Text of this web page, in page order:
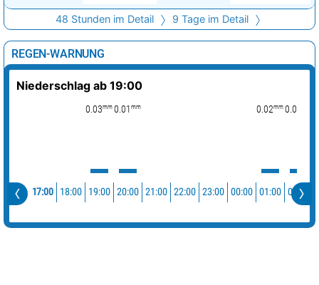
48 Stunden im Detail 9 Tage im Detail
REGEN-WARNUNG
Niederschlag ab 19:00
0.03mm 0.01 mm 0.02mm 0.02
17:00 18:00 19:00 20:00 21:00 22:00 23:00 00:00 01:00 02:00